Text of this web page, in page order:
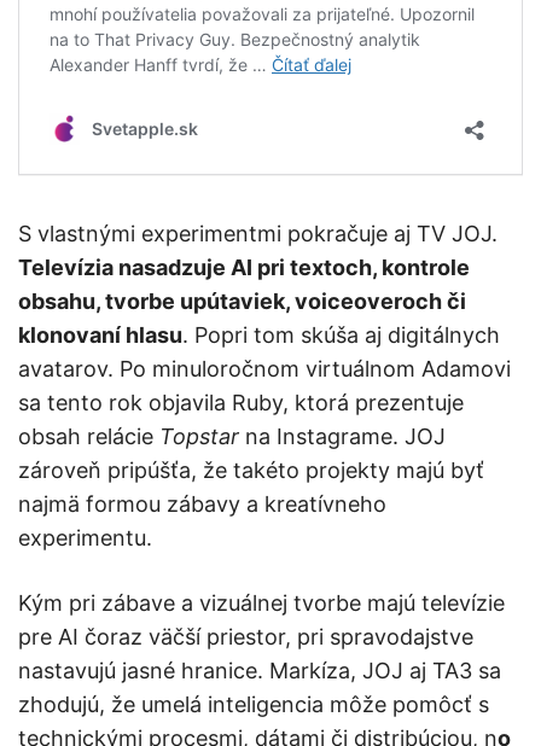
S vlastnými experimentmi pokračuje aj TV JOJ.
Televízia nasadzuje AI pri textoch, kontrole
obsahu, tvorbe upútaviek, voiceoveroch či
klonovaní hlasu. Popri tom skúša aj digitálnych
avatarov. Po minuloročnom virtuálnom Adamovi
sa tento rok objavila Ruby, ktorá prezentuje
obsah relácie Topstar na Instagrame. JOJ
zároveň pripúšťa, že takéto projekty majú byť
najmä formou zábavy a kreatívneho
experimentu.
Kým pri zábave a vizuálnej tvorbe majú televízie
pre AI čoraz väčší priestor, pri spravodajstve
nastavujú jasné hranice. Markíza, JOJ aj TA3 sa
zhodujú, že umelá inteligencia môže pomôcť s
technickými procesmi, dátami či distribúciou, no